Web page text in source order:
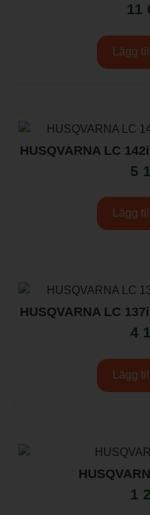
11
Lägg
HUSQVARNA LC
5
Lägg
HUSQVARNA LC
4
Lägg
1